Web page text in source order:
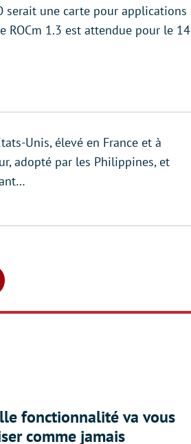
serait une carte pour applications
ROCm 1.3 est attendue pour le 14
Unis, élevé en France et à
adopté par les Philippines, et
fonctionnalité va vous
comme jamais